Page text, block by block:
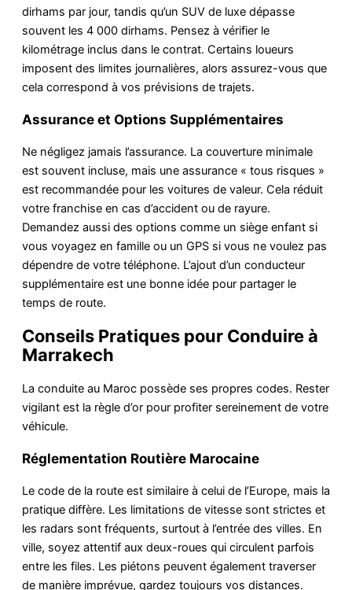
dirhams par jour, tandis qu’un SUV de luxe dépasse
souvent les 4 000 dirhams. Pensez à vérifier le
kilométrage inclus dans le contrat. Certains loueurs
imposent des limites journalières, alors assurez-vous que
cela correspond à vos prévisions de trajets.
Assurance et Options Supplémentaires
Ne négligez jamais l’assurance. La couverture minimale
est souvent incluse, mais une assurance « tous risques »
est recommandée pour les voitures de valeur. Cela réduit
votre franchise en cas d’accident ou de rayure.
Demandez aussi des options comme un siège enfant si
vous voyagez en famille ou un GPS si vous ne voulez pas
dépendre de votre téléphone. L’ajout d’un conducteur
supplémentaire est une bonne idée pour partager le
temps de route.
Conseils Pratiques pour Conduire à
Marrakech
La conduite au Maroc possède ses propres codes. Rester
vigilant est la règle d’or pour profiter sereinement de votre
véhicule.
Réglementation Routière Marocaine
Le code de la route est similaire à celui de l’Europe, mais la
pratique diffère. Les limitations de vitesse sont strictes et
les radars sont fréquents, surtout à l’entrée des villes. En
ville, soyez attentif aux deux-roues qui circulent parfois
entre les files. Les piétons peuvent également traverser
de manière imprévue, gardez toujours vos distances.